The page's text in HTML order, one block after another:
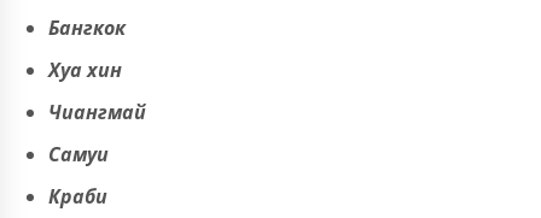
Бангкок
Хуа хин
Чиангмай
Самуи
Краби